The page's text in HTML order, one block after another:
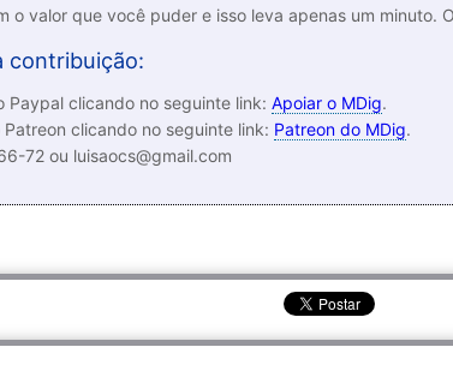
o valor que você puder e isso leva apenas um minuto.
contribuição:
Paypal clicando no seguinte link: Apoiar o MDig.
clicando no seguinte link: Patreon do MDig.
72 ou luisaocs@gmail.com